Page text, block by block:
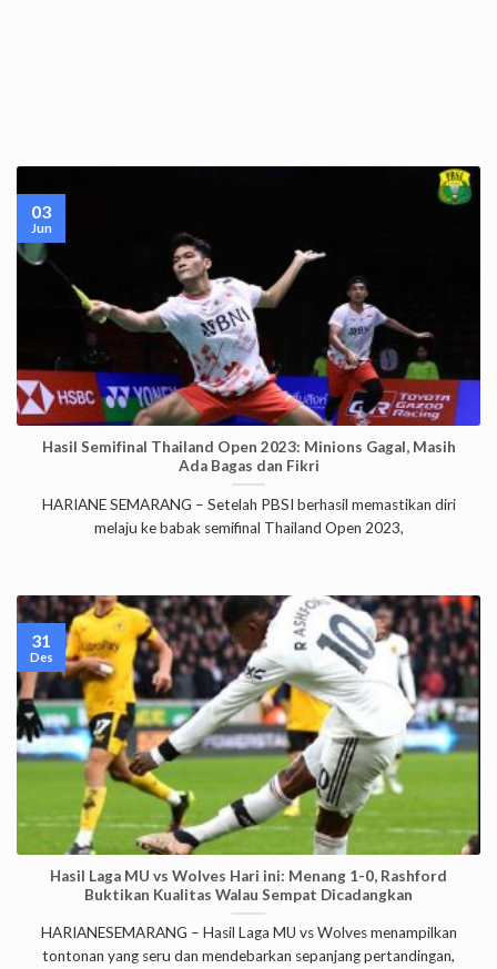
Hasil Semifinal Thailand Open 2023: Minions Gagal, Masih
Ada Bagas dan Fikri
HARIANE SEMARANG – Setelah PBSI berhasil memastikan diri
melaju ke babak semifinal Thailand Open 2023,
03
Jun
Hasil Laga MU vs Wolves Hari ini: Menang 1-0, Rashford
Buktikan Kualitas Walau Sempat Dicadangkan
HARIANESEMARANG – Hasil Laga MU vs Wolves menampilkan
tontonan yang seru dan mendebarkan sepanjang pertandingan,
31
Des